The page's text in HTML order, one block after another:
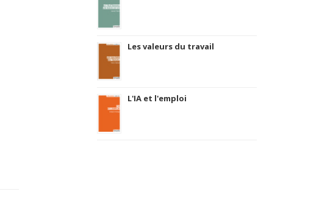
Les valeurs du travail
L'IA et l'emploi